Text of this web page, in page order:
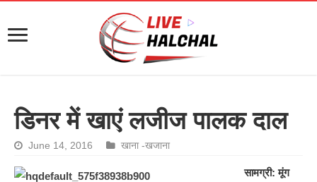
डिनर में खाएं लजीज पालक दाल
June 14, 2016 खाना -खजाना
सामग्री: मूंग